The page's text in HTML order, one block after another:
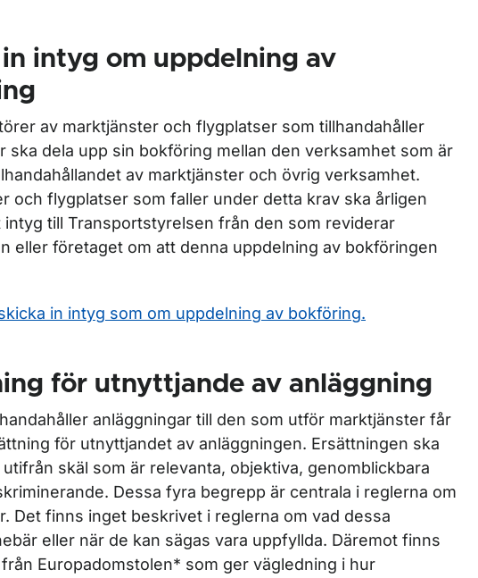
intyg om uppdelning av
av marktjänster och flygplatser som tillhandahåller
ska dela upp sin bokföring mellan den verksamhet som är
av marktjänster och övrig verksamhet.
och flygplatser som faller under detta krav ska årligen
intyg till Transportstyrelsen från den som reviderar
eller företaget om att denna uppdelning av bokföringen
in intyg som om uppdelning av bokföring.
för utnyttjande av anläggning
anläggningar till den som utför marktjänster får
för utnyttjandet av anläggningen. Ersättningen ska
skäl som är relevanta, objektiva, genomblickbara
Dessa fyra begrepp är centrala i reglerna om
Det finns inget beskrivet i reglerna om vad dessa
eller när de kan sägas vara uppfyllda. Däremot finns
Europadomstolen* som ger vägledning i hur